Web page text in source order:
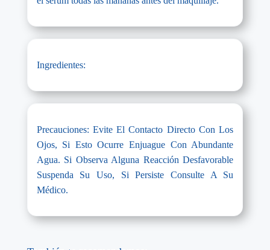
Ingredientes:
Precauciones: Evite El Contacto Directo Con Los
Ojos, Si Esto Ocurre Enjuague Con Abundante
Agua. Si Observa Alguna Reacción Desfavorable
Suspenda Su Uso, Si Persiste Consulte A Su
Médico.